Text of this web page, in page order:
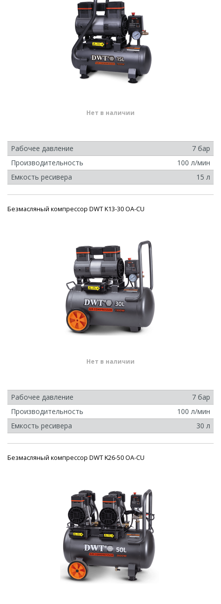
Нет в наличии
Рабочее давление
7 бар
Производительность
100 л/мин
Емкость ресивера
15 л
Безмасляный компрессор DWT K13-30 OA-CU
Нет в наличии
Рабочее давление
7 бар
Производительность
100 л/мин
Емкость ресивера
30 л
Безмасляный компрессор DWT K26-50 OA-CU